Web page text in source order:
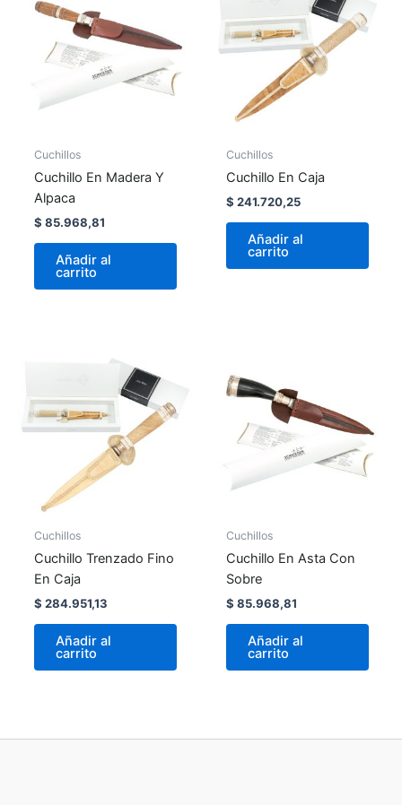
Cuchillos
Cuchillo En Madera Y
Alpaca
$ 85.968,81
Añadir al
carrito
Cuchillos
Cuchillo En Caja
$ 241.720,25
Añadir al
carrito
Cuchillos
Cuchillo Trenzado Fino
En Caja
$ 284.951,13
Añadir al
carrito
Cuchillos
Cuchillo En Asta Con
Sobre
$ 85.968,81
Añadir al
carrito